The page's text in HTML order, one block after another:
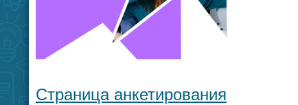
Страница анкетирования